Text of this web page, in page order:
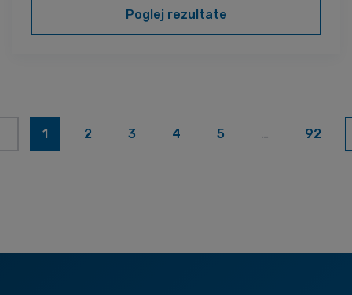
Poglej rezultate
1 2 3 4 5 … 92